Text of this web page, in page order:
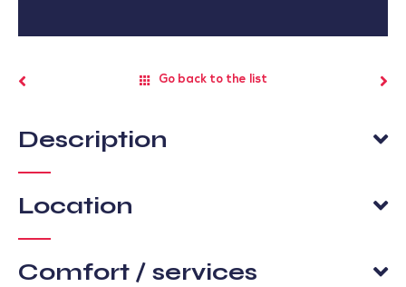
Go back to the list
Description
Location
Comfort / services